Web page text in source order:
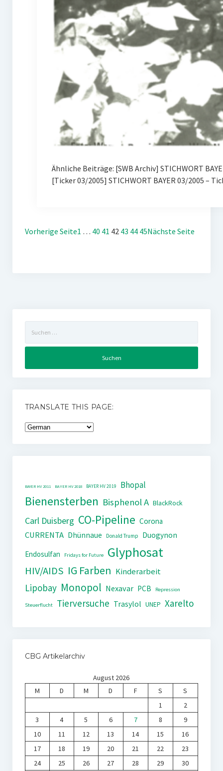
Ähnliche Beiträge: [SWB Archiv] STICHWORT
[Ticker 03/2005] STICHWORT BAYER 03/2005 –
Vorherige Seite1 … 40 41 42 43 44 45Nächste Seite
nach:
TRANSLATE THIS PAGE:
BAYER HV 2011 BAYER HV 2018 BAYER HV 2019 Bhopal
Bienensterben Bisphenol A BlackRock
Carl Duisberg CO-Pipeline Corona
CURRENTA Dhünnaue Donald Trump
Duogynon
Endosulfan
Fridays for Future Glyphosat
HIV/AIDS IG Farben Kinderarbeit
Lipobay Monopol Nexavar PCB Repression
Steuerflucht Tierversuche Trasylol UNEP Xarelto
CBG Artikelarchiv
August 2026
M
D M D F S
S
1
2
3
4 5 6 7 8
9
10
11 12 13 14 15
16
17
18 19 20 21 22
23
24
25 26 27 28 29 30